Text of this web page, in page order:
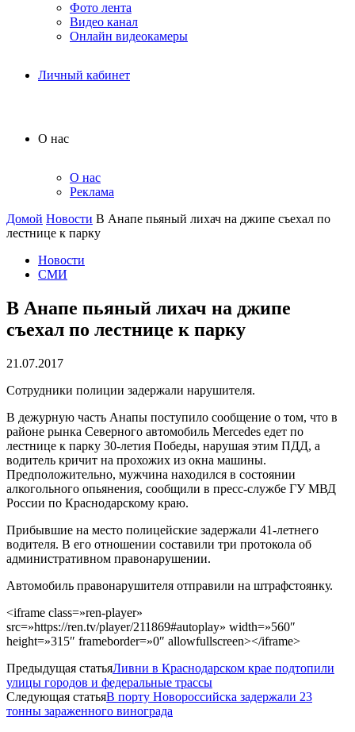
Фото лента
Видео канал
Онлайн видеокамеры
Личный кабинет
О нас
О нас
Реклама
Домой Новости В Анапе пьяный лихач на джипе съехал по
лестнице к парку
Новости
СМИ
В Анапе пьяный лихач на джипе
съехал по лестнице к парку
21.07.2017
Сотрудники полиции задержали нарушителя.
В дежурную часть Анапы поступило сообщение о том, что в
районе рынка Северного автомобиль Mercedes едет по
лестнице к парку 30-летия Победы, нарушая этим ПДД, а
водитель кричит на прохожих из окна машины.
Предположительно, мужчина находился в состоянии
алкогольного опьянения, сообщили в пресс-службе ГУ МВД
России по Краснодарскому краю.
Прибывшие на место полицейские задержали 41-летнего
водителя. В его отношении составили три протокола об
административном правонарушении.
Автомобиль правонарушителя отправили на штрафстоянку.
<iframe class=»ren-player»
src=»https://ren.tv/player/211869#autoplay» width=»560″
height=»315″ frameborder=»0″ allowfullscreen></iframe>
Предыдущая статьяЛивни в Краснодарском крае подтопили
улицы городов и федеральные трассы
Следующая статьяВ порту Новороссийска задержали 23
тонны зараженного винограда